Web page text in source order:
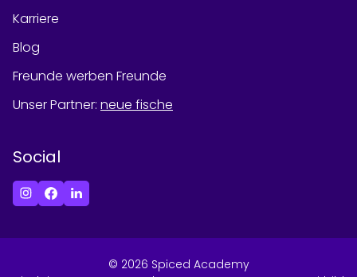
Karriere
Blog
Freunde werben Freunde
Unser Partner: neue fische
Social
© 2026 Spiced Academy